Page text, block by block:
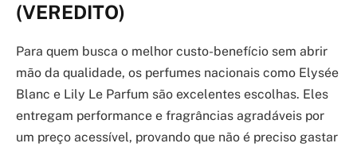
(VEREDITO)
Para quem busca o melhor custo-benefício sem abrir
mão da qualidade, os perfumes nacionais como Elysée
Blanc e Lily Le Parfum são excelentes escolhas. Eles
entregam performance e fragrâncias agradáveis por
um preço acessível, provando que não é preciso gastar